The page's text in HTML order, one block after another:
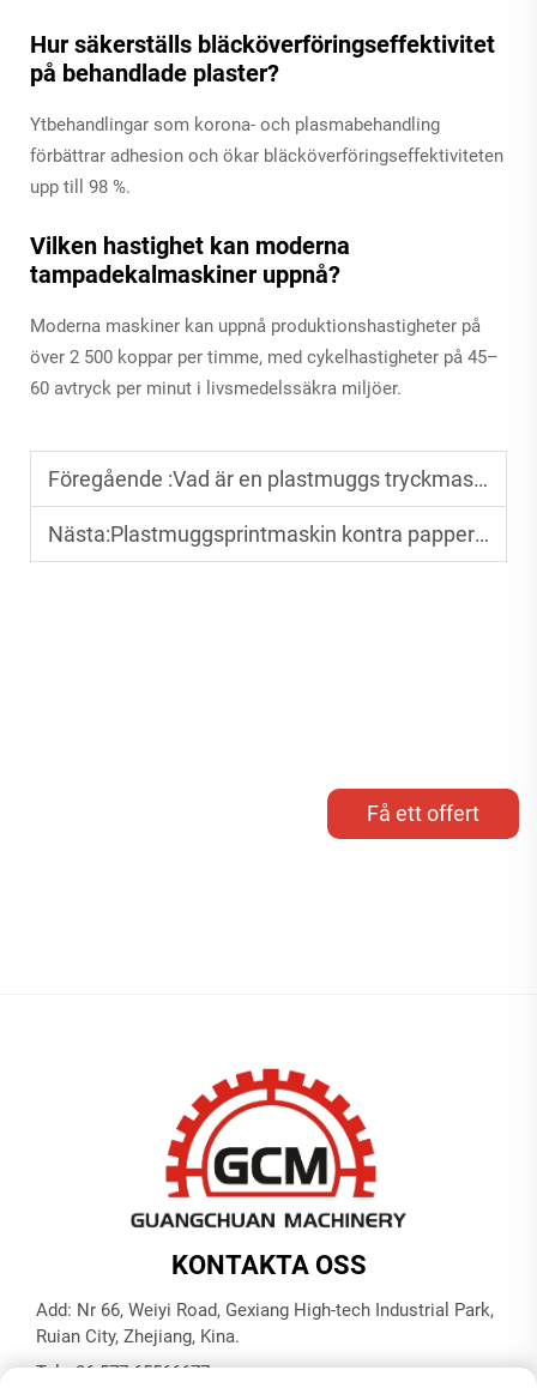
Hur säkerställs bläcköverföringseffektivitet
på behandlade plaster?
Ytbehandlingar som korona- och plasmabehandling
förbättrar adhesion och ökar bläcköverföringseffektiviteten
upp till 98 %.
Vilken hastighet kan moderna
tampadekalmaskiner uppnå?
Moderna maskiner kan uppnå produktionshastigheter på
över 2 500 koppar per timme, med cykelhastigheter på 45–
60 avtryck per minut i livsmedelssäkra miljöer.
Föregående :Vad är en plastmuggs tryckmaskin? En nybörjarguide
Nästa:Plastmuggsprintmaskin kontra pappersmuggsprintmaskin: Viktiga skillnader
Få ett offert
KONTAKTA OSS
Add: Nr 66, Weiyi Road, Gexiang High-tech Industrial Park,
Ruian City, Zhejiang, Kina.
Tel:+86-577-65566677